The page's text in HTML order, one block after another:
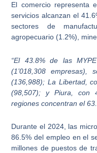
El comercio representa
servicios alcanzan el
sectores de
agropecuario (1.2%),
“El 43.8% de las
(1’018,308 empresas),
(136,988);La Libertad,
(98,507); yPiura , con
regiones concentran el
Durante el 2024, las
86.5% del empleo en el
millones de puestos de